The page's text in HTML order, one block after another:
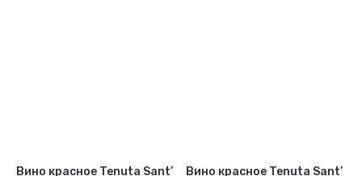
Вино красное Tenuta Sant’
Вино красное Tenuta Sant’